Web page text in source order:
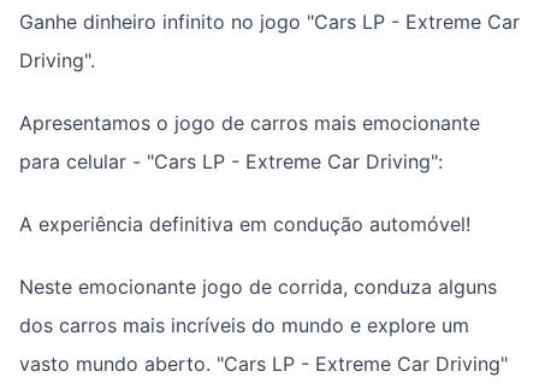
Ganhe dinheiro infinito no jogo "Cars LP - Extreme Car
Driving".
Apresentamos o jogo de carros mais emocionante
para celular - "Cars LP - Extreme Car Driving":
A experiência definitiva em condução automóvel!
Neste emocionante jogo de corrida, conduza alguns
dos carros mais incríveis do mundo e explore um
vasto mundo aberto. "Cars LP - Extreme Car Driving"